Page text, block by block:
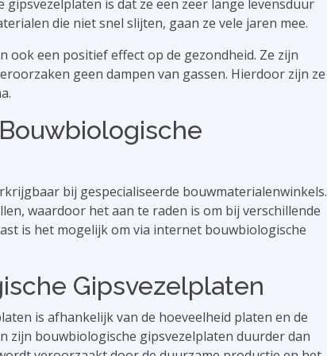
gipsvezelplaten is dat ze een zeer lange levensduur
die niet snel slijten, gaan ze vele jaren mee.
ook een positief effect op de gezondheid. Ze zijn
geen dampen van gassen. Hierdoor zijn ze
bij gespecialiseerde bouwmaterialenwinkels.
waardoor het aan te raden is om bij verschillende
is het mogelijk om via internet bouwbiologische
Gipsvezelplaten
is afhankelijk van de hoeveelheid platen en de
zijn bouwbiologische gipsvezelplaten duurder dan